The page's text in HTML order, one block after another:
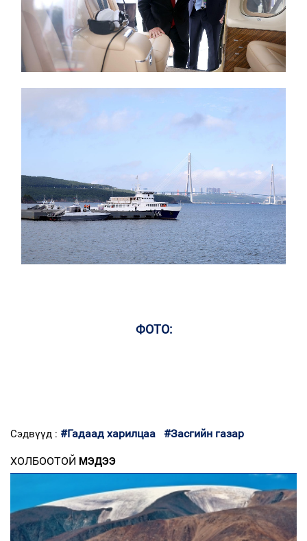
ФОТО:
Сэдвүүд : #Гадаад харилцаа #Засгийн газар
ХОЛБООТОЙ МЭДЭЭ